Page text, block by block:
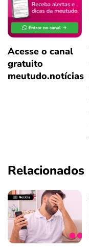
Acesse o canal
gratuito
meutudo.notícias
Relacionados